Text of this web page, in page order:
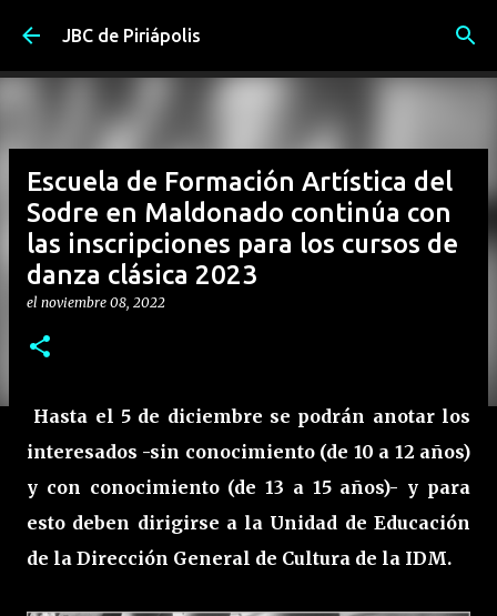
Ir al contenido principal
JBC de Piriápolis
Escuela de Formación Artística del
Sodre en Maldonado continúa con
las inscripciones para los cursos de
danza clásica 2023
el noviembre 08, 2022
Hasta el 5 de diciembre se podrán anotar los
interesados -sin conocimiento (de 10 a 12 años)
y con conocimiento (de 13 a 15 años)- y para
esto deben dirigirse a la Unidad de Educación
de la Dirección General de Cultura de la IDM.